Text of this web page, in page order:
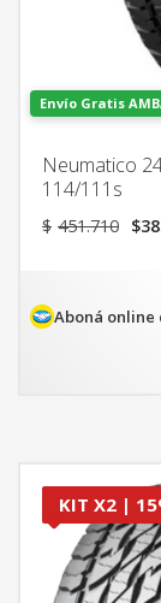
Envío Gratis
Neumatico
114/111s
$ 451.710 El
$
Aboná online
KIT X2 |